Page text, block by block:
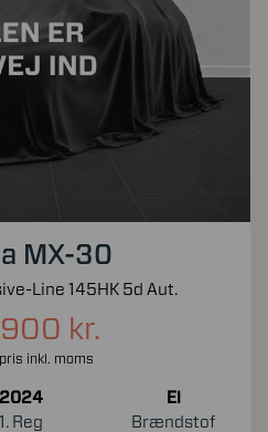
MX-30
Line 145HK 5d Aut.
kr.
inkl. moms
2024
1. Reg
El
Brændstof